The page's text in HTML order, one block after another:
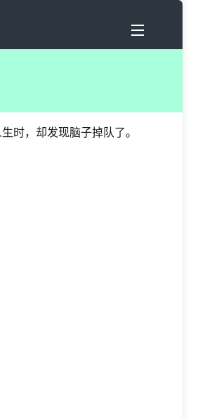
时，却发现脑子掉队了。